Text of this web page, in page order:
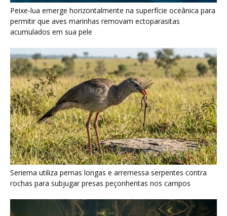
Seriema utiliza pernas longas e arremessa serpentes contra
rochas para subjugar presas peçonhentas nos campos
Poraquê sincroniza descargas elétricas em grupo para
amplificar campo elétrico e atordoar cardumes de peixes
maiores na Amazônia